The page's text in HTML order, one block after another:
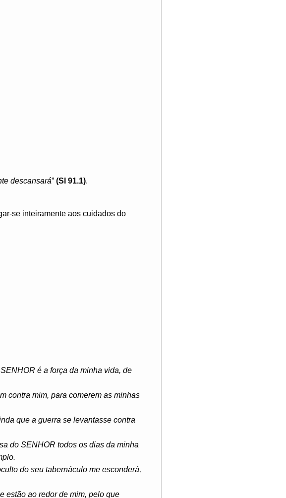
descansará” (Sl 91.1).
se inteiramente aos cuidados do
é a força da minha vida, de
contra mim, para comerem as minhas
que a guerra se levantasse contra
do SENHOR todos os dias da minha
do seu tabernáculo me esconderá,
estão ao redor de mim, pelo que